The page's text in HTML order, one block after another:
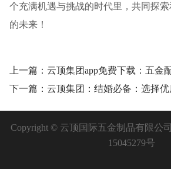
个充满机遇与挑战的时代里，共同探
的未来！
下一篇：云顶集团：结婚必备：选择
Copyright © 云顶国际五金制品有限公
15045279号